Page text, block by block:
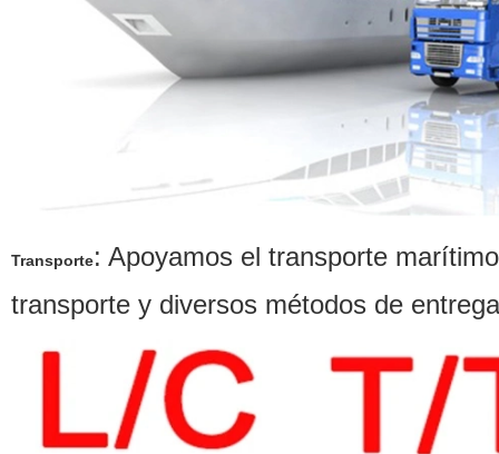
Transporte: Apoyamos el transporte
transporte ydiversos métodos de